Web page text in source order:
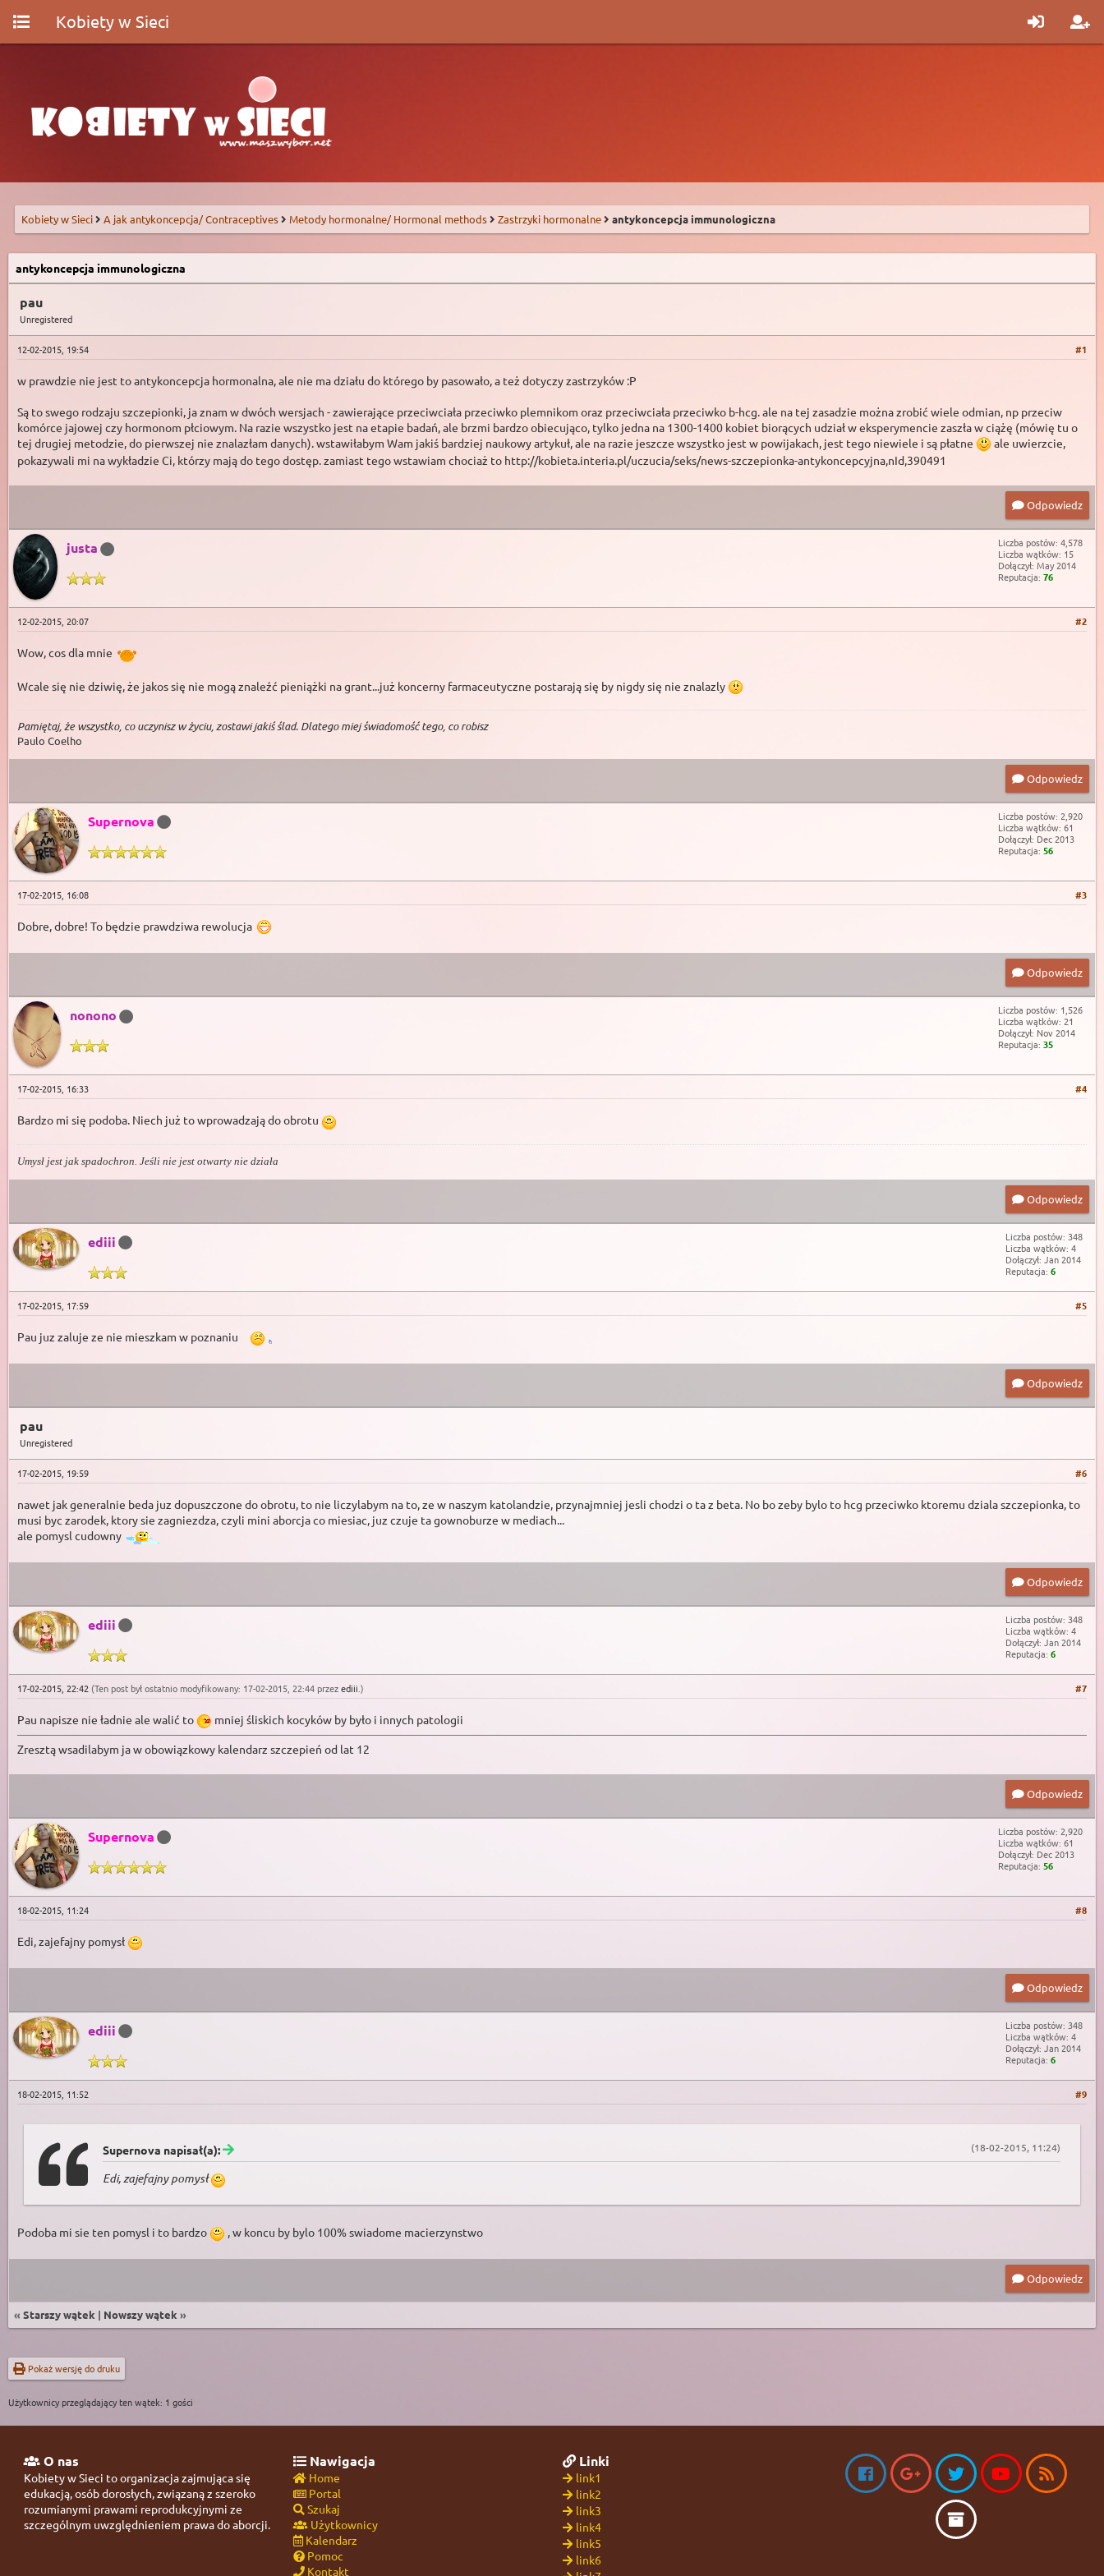
Kobiety w Sieci
Kobiety w Sieci A jak antykoncepcja/ Contraceptives Metody hormonalne/ Hormonal methods Zastrzyki hormonalne antykoncepcja immunologiczna
antykoncepcja immunologiczna
pau
Unregistered
#1
12-02-2015, 19:54
w prawdzie nie jest to antykoncepcja hormonalna, ale nie ma działu do którego by pasowało, a też dotyczy zastrzyków :P
Są to swego rodzaju szczepionki, ja znam w dwóch wersjach - zawierające przeciwciała przeciwko plemnikom oraz przeciwciała przeciwko b-hcg. ale na tej zasadzie można zrobić wiele odmian, np przeciw
komórce jajowej czy hormonom płciowym. Na razie wszystko jest na etapie badań, ale brzmi bardzo obiecująco, tylko jedna na 1300-1400 kobiet biorących udział w eksperymencie zaszła w ciążę (mówię tu o
tej drugiej metodzie, do pierwszej nie znalazłam danych). wstawiłabym Wam jakiś bardziej naukowy artykuł, ale na razie jeszcze wszystko jest w powijakach, jest tego niewiele i są płatne
ale uwierzcie,
pokazywali mi na wykładzie Ci, którzy mają do tego dostęp. zamiast tego wstawiam chociaż to http://kobieta.interia.pl/uczucia/seks/news-szczepionka-antykoncepcyjna,nId,390491
Odpowiedz
justa
Liczba postów: 4,578
Liczba wątków: 15
Dołączył: May 2014
Reputacja: 76
#2
12-02-2015, 20:07
Wow, cos dla mnie
Wcale się nie dziwię, że jakos się nie mogą znaleźć pieniążki na grant...już koncerny farmaceutyczne postarają się by nigdy się nie znalazly
Pa­miętaj, że wszys­tko, co uczy­nisz w życiu, zos­ta­wi ja­kiś ślad. Dla­tego miej świado­mość te­go, co robisz
Paulo Coelho
Odpowiedz
Supernova
Liczba postów: 2,920
Liczba wątków: 61
Dołączył: Dec 2013
Reputacja: 56
#3
17-02-2015, 16:08
Dobre, dobre! To będzie prawdziwa rewolucja
Odpowiedz
nonono
Liczba postów: 1,526
Liczba wątków: 21
Dołączył: Nov 2014
Reputacja: 35
#4
17-02-2015, 16:33
Bardzo mi się podoba. Niech już to wprowadzają do obrotu
Umysł jest jak spadochron. Jeśli nie jest otwarty nie działa
Odpowiedz
ediii
Liczba postów: 348
Liczba wątków: 4
Dołączył: Jan 2014
Reputacja: 6
#5
17-02-2015, 17:59
Pau juz zaluje ze nie mieszkam w poznaniu
Odpowiedz
pau
Unregistered
#6
17-02-2015, 19:59
nawet jak generalnie beda juz dopuszczone do obrotu, to nie liczylabym na to, ze w naszym katolandzie, przynajmniej jesli chodzi o ta z beta. No bo zeby bylo to hcg przeciwko ktoremu dziala szczepionka, to
musi byc zarodek, ktory sie zagniezdza, czyli mini aborcja co miesiac, juz czuje ta gownoburze w mediach...
ale pomysl cudowny
Odpowiedz
ediii
Liczba postów: 348
Liczba wątków: 4
Dołączył: Jan 2014
Reputacja: 6
#7
17-02-2015, 22:42 (Ten post był ostatnio modyfikowany: 17-02-2015, 22:44 przezediii )
Pau napisze nie ładnie ale walić to mniej śliskich kocyków by było i innych patologii
Zresztą wsadilabym ja w obowiązkowy kalendarz szczepień od lat 12
Odpowiedz
Supernova
Liczba postów: 2,920
Liczba wątków: 61
Dołączył: Dec 2013
Reputacja: 56
#8
18-02-2015, 11:24
Edi, zajefajny pomysł
Odpowiedz
ediii
Liczba postów: 348
Liczba wątków: 4
Dołączył: Jan 2014
Reputacja: 6
#9
18-02-2015, 11:52
(18-02-2015, 11:24)
Supernova napisał(a):
Edi, zajefajny pomysł
Podoba mi sie ten pomysl i to bardzo , w koncu by bylo 100% swiadome macierzynstwo
Odpowiedz
« Starszy wątek | Nowszy wątek »
Pokaż wersję do druku
Użytkownicy przeglądający ten wątek: 1 gości
O nas
Kobiety w Sieci to organizacja zajmująca się
edukacją, osób dorosłych, związaną z szeroko
rozumianymi prawami reprodukcyjnymi ze
szczególnym uwzględnieniem prawa do aborcji.
Nawigacja
Home
Portal
Szukaj
Użytkownicy
Kalendarz
Pomoc
Kontakt
Linki
link1
link2
link3
link4
link5
link6